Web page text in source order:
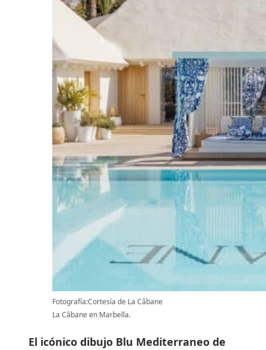
Fotografía:Cortesía de La Câbane
La Câbane en Marbella.
El icónico dibujo Blu Mediterraneo de